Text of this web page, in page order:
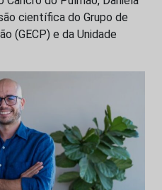
científica do Grupo de
(GECP) e da Unidade